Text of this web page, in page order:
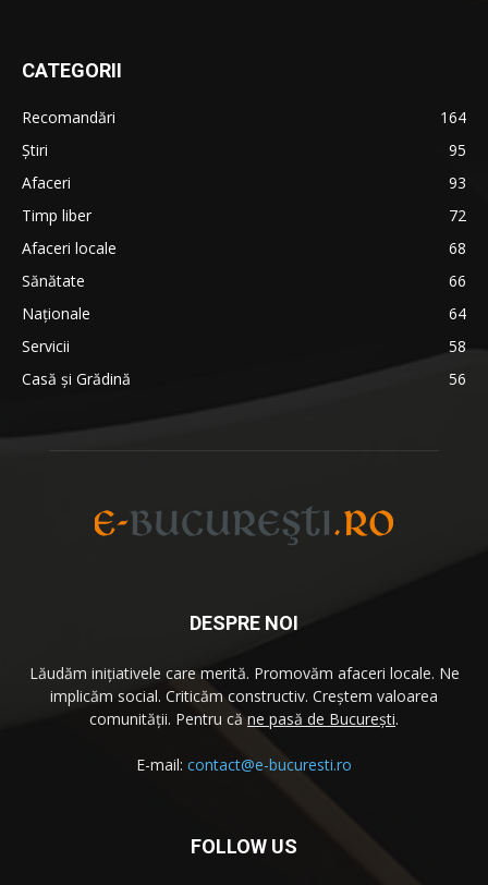
CATEGORII
Recomandări
164
Știri
95
Afaceri
93
Timp liber
72
Afaceri locale
68
Sănătate
66
Naționale
64
Servicii
58
Casă și Grădină
56
DESPRE NOI
Lăudăm iniţiativele care merită. Promovăm afaceri locale. Ne
implicăm social. Criticăm constructiv. Creştem valoarea
comunităţii. Pentru că ne pasă de București.
E-mail: contact@e-bucuresti.ro
FOLLOW US